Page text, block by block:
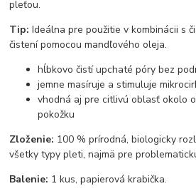
pleťou.
Tip:Ideálna pre použitie v kombinácii s
čistení pomocou mandľového oleja.
hĺbkovo čistí upchaté póry bez
jemne masíruje a stimuluje
vhodná aj pre citlivú oblasť okolo
pokožku
Zloženie: 100 % prírodná, biologicky
všetky typy pleti, najmä pre
Balenie: 1 kus, papierová krabička.